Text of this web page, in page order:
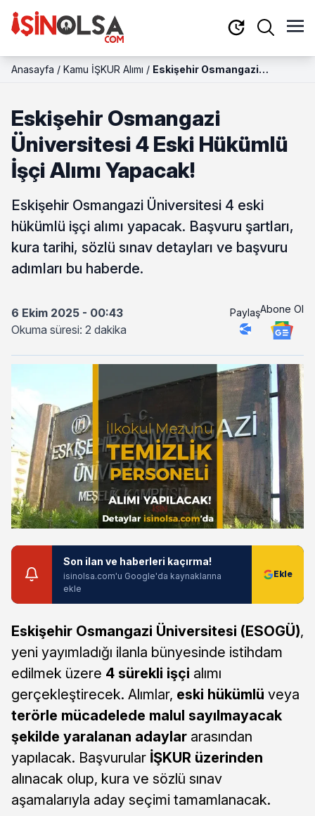
Anasayfa / Kamu İŞKUR Alımı / Eskişehir Osmangazi
Eskişehir Osmangazi
Üniversitesi 4 Eski Hükümlü
İşçi Alımı Yapacak!
Eskişehir Osmangazi Üniversitesi 4 eski
hükümlü işçi alımı yapacak. Başvuru şartları,
kura tarihi, sözlü sınav detayları ve başvuru
adımları bu haberde.
6 Ekim 2025 - 00:43
Okuma süresi: 2 dakika
PaylaşAbone Ol
Son ilan ve haberleri kaçırma!
isinolsa.com'u Google'da kaynaklarına
ekle
Eskişehir Osmangazi Üniversitesi (ESOGÜ),
yeni yayımladığı ilanla bünyesinde istihdam
edilmek üzere 4 sürekli işçi alımı
gerçekleştirecek. Alımlar, eski hükümlü veya
terörle mücadelede malul sayılmayacak
şekilde yaralanan adaylar arasından
yapılacak. Başvurular İŞKUR üzerinden
alınacak olup, kura ve sözlü sınav
aşamalarıyla aday seçimi tamamlanacak.